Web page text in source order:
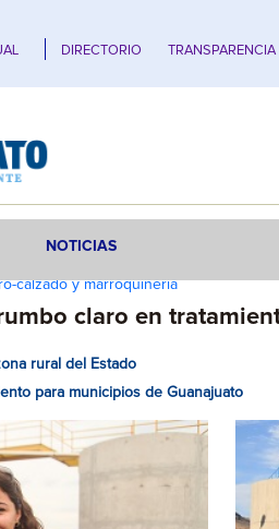
DIRECTORIO TRANSPARENCIA
NOTICIAS
calzado y marroquinería
claro en
rural del Estado
para municipios de Guanajuato